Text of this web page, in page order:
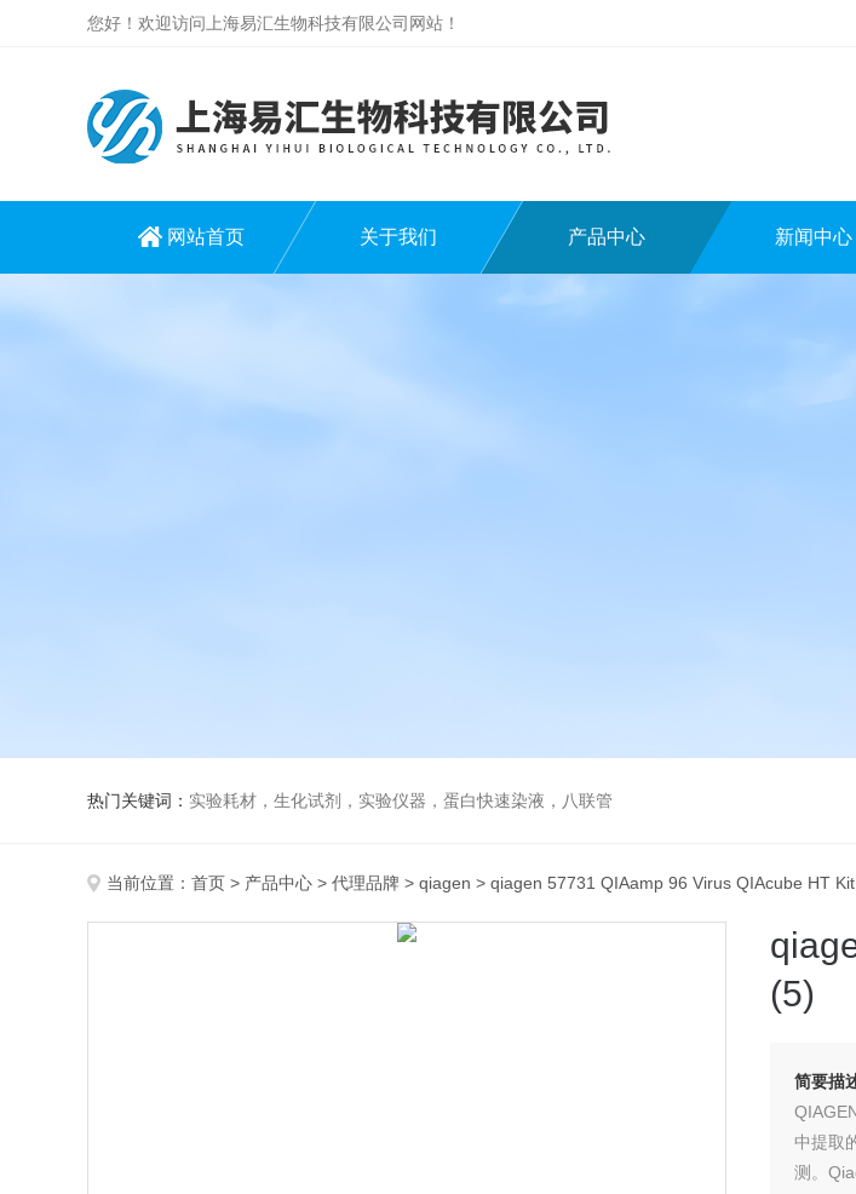
您好！欢迎访问上海易汇生物科技有限公司网站！
网站首页 关于我们 产品中心 新闻中心
热门关键词： 实验耗材，生化试剂，实验仪器，蛋白快速染液，八联管
当前位置： 首页 > 产品中心 > 代理品牌 > qiagen > qiagen 57731 QIAamp 96 Virus QIAcube HT
(5)
简要描
中提取
测。